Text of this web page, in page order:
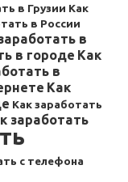
в Грузии Как
в России
в
в городе Как
в
Как
Как заработать
заработать
с телефона